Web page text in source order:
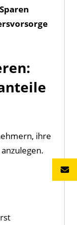
ihre
anzulegen.